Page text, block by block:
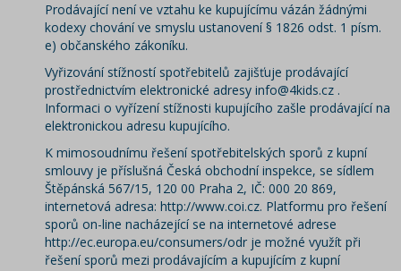
Prodávající není ve vztahu ke kupujícímu vázán žádnými
kodexy chování ve smyslu ustanovení § 1826 odst. 1 písm.
e) občanského zákoníku.
Vyřizování stížností spotřebitelů zajišťuje prodávající
prostřednictvím elektronické adresy info@4kids.cz .
Informaci o vyřízení stížnosti kupujícího zašle prodávající na
elektronickou adresu kupujícího.
K mimosoudnímu řešení spotřebitelských sporů z kupní
smlouvy je příslušná Česká obchodní inspekce, se sídlem
Štěpánská 567/15, 120 00 Praha 2, IČ: 000 20 869,
internetová adresa: http://www.coi.cz. Platformu pro řešení
sporů on-line nacházející se na internetové adrese
http://ec.europa.eu/consumers/odr je možné využít při
řešení sporů mezi prodávajícím a kupujícím z kupní